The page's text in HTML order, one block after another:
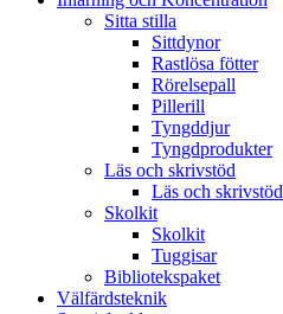
Sitta stilla
Sittdynor
Rastlösa fötter
Rörelsepall
Pillerill
Tyngddjur
Tyngdprodukter
Läs och skrivstöd
Läs och skrivstöd
Skolkit
Skolkit
Tuggisar
Bibliotekspaket
Välfärdsteknik